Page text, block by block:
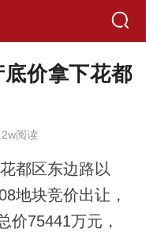
价拿下花都
阅读
都区东边路以
地块竞价出让，
价75441万元，